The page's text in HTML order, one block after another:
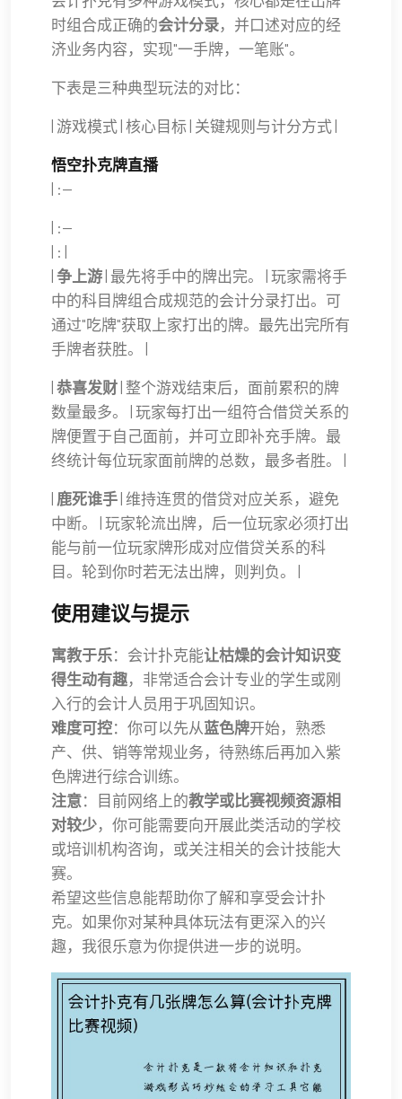
时组合成正确的会计分录，并口述对应的经
济业务内容，实现"一手牌，一笔账"。
下表是三种典型玩法的对比：
| 游戏模式 | 核心目标 | 关键规则与计分方式 |
悟空扑克牌直播
| :--
| :--
| : |
争上游 | 最先将手中的牌出完。 | 玩家需将手
中的科目牌组合成规范的会计分录打出。可
通过"吃牌"获取上家打出的牌。最先出完所有
手牌者获胜。 |
恭喜发财 | 整个游戏结束后，面前累积的牌
数量最多。 | 玩家每打出一组符合借贷关系的
牌便置于自己面前，并可立即补充手牌。最
终统计每位玩家面前牌的总数，最多者胜。 |
鹿死谁手 | 维持连贯的借贷对应关系，避免
中断。 | 玩家轮流出牌，后一位玩家必须打出
能与前一位玩家牌形成对应借贷关系的科
目。轮到你时若无法出牌，则判负。 |
使用建议与提示
寓教于乐：会计扑克能让枯燥的会计知识变
得生动有趣，非常适合会计专业的学生或刚
入行的会计人员用于巩固知识。
难度可控：你可以先从蓝色牌开始，熟悉
产、供、销等常规业务，待熟练后再加入紫
色牌进行综合训练。
注意：目前网络上的教学或比赛视频资源相
对较少，你可能需要向开展此类活动的学校
或培训机构咨询，或关注相关的会计技能大
赛。
希望这些信息能帮助你了解和享受会计扑
克。如果你对某种具体玩法有更深入的兴
趣，我很乐意为你提供进一步的说明。